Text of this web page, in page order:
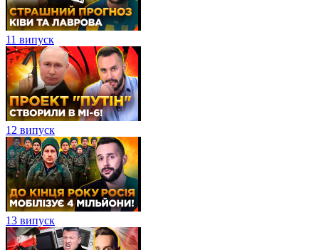
11 випуск
12 випуск
13 випуск